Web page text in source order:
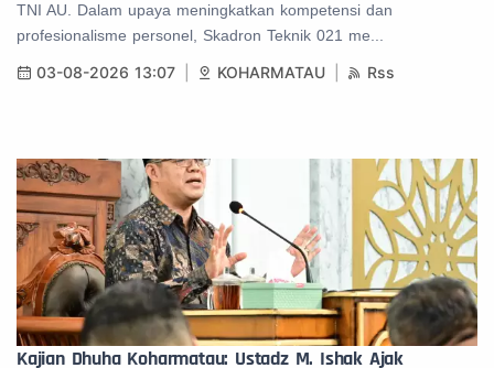
TNI AU. Dalam upaya meningkatkan kompetensi dan
profesionalisme personel, Skadron Teknik 021 me...
03-08-2026 13:07 KOHARMATAU Rss
Kajian Dhuha Koharmatau: Ustadz M. Ishak Ajak